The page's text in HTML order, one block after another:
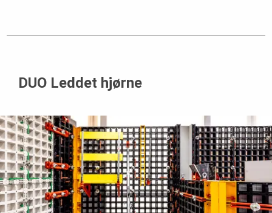
DUO Leddet hjørne